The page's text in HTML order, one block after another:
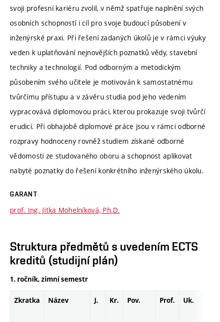
svoji profesní kariéru zvolil, v němž spatřuje naplnění svých
osobních schopností i cíl pro svoje budoucí působení v
inženýrské praxi. Při řešení zadaných úkolů je v rámci výuky
veden k uplatňování nejnovějších poznatků vědy, stavební
techniky a technologií. Pod odborným a metodickým
působením svého učitele je motivován k samostatnému
tvůrčímu přístupu a v závěru studia pod jeho vedením
vypracovává diplomovou práci, kterou prokazuje svoji tvůrčí
erudici. Při obhajobě diplomové práce jsou v rámci odborné
rozpravy hodnoceny rovněž studiem získané odborné
vědomosti ze studovaného oboru a schopnost aplikovat
nabyté poznatky do řešení konkrétního inženýrského úkolu.
GARANT
prof. Ing. Jitka Mohelníková, Ph.D.
Struktura předmětů s uvedením ECTS
kreditů (studijní plán)
1. ročník, zimní semestr
Zkratka Název J. Kr. Pov. Prof. Uk.